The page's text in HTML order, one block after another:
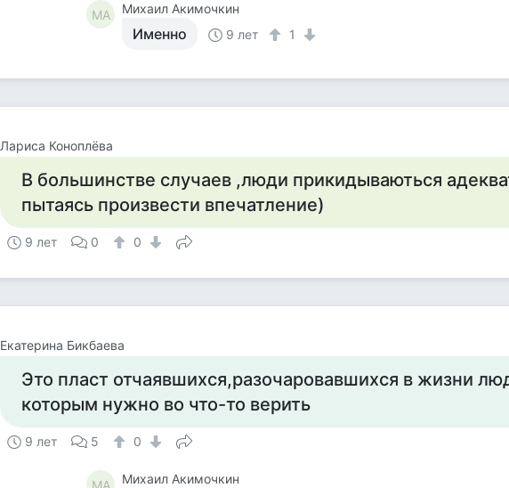
МА Михаил Акимочкин
Именно 9 лет 1
Лариса Коноплёва
В большинстве случаев ,люди прикидываються
пытаясь произвести впечатление)
9 лет 0 0
Екатерина Бикбаева
Это пласт отчаявшихся,разочаровавшихся в жизни
которым нужно во что-то верить
9 лет 5 0
МА Михаил Акимочкин